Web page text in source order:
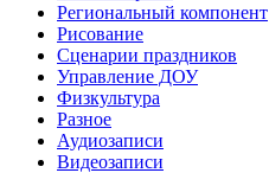
Региональный компонент
Рисование
Сценарии праздников
Управление ДОУ
Физкультура
Разное
Аудиозаписи
Видеозаписи